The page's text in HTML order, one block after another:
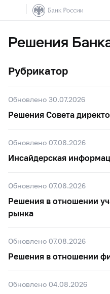
Решения
Рубрикатор
Обновлено 30.07.2026
Решения Совета
Обновлено 07.08.2026
Инсайдерская
Обновлено 07.08.2026
Решения в отношении
рынка
Обновлено 07.08.2026
Решения в отношении
Обновлено 04.08.2026